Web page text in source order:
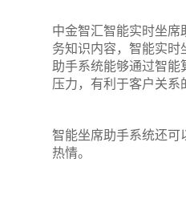
中金智汇智能实时坐
务知识内容，智能实
助手系统能够通过智
压力，有利于客户关系
智能坐席助手系统还
热情。